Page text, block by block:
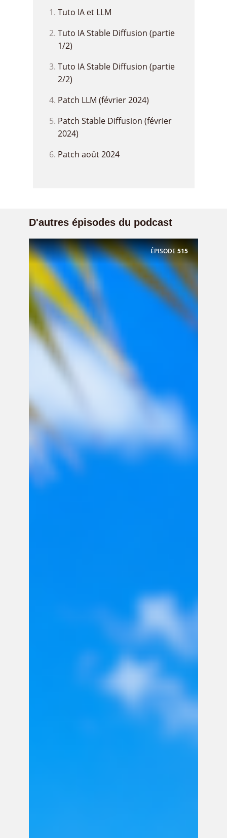
Tuto IA et LLM
Tuto IA Stable Diffusion (partie
1/2)
Tuto IA Stable Diffusion (partie
2/2)
Patch LLM (février 2024)
Patch Stable Diffusion (février
2024)
Patch août 2024
D'autres épisodes du podcast
ÉPISODE 515